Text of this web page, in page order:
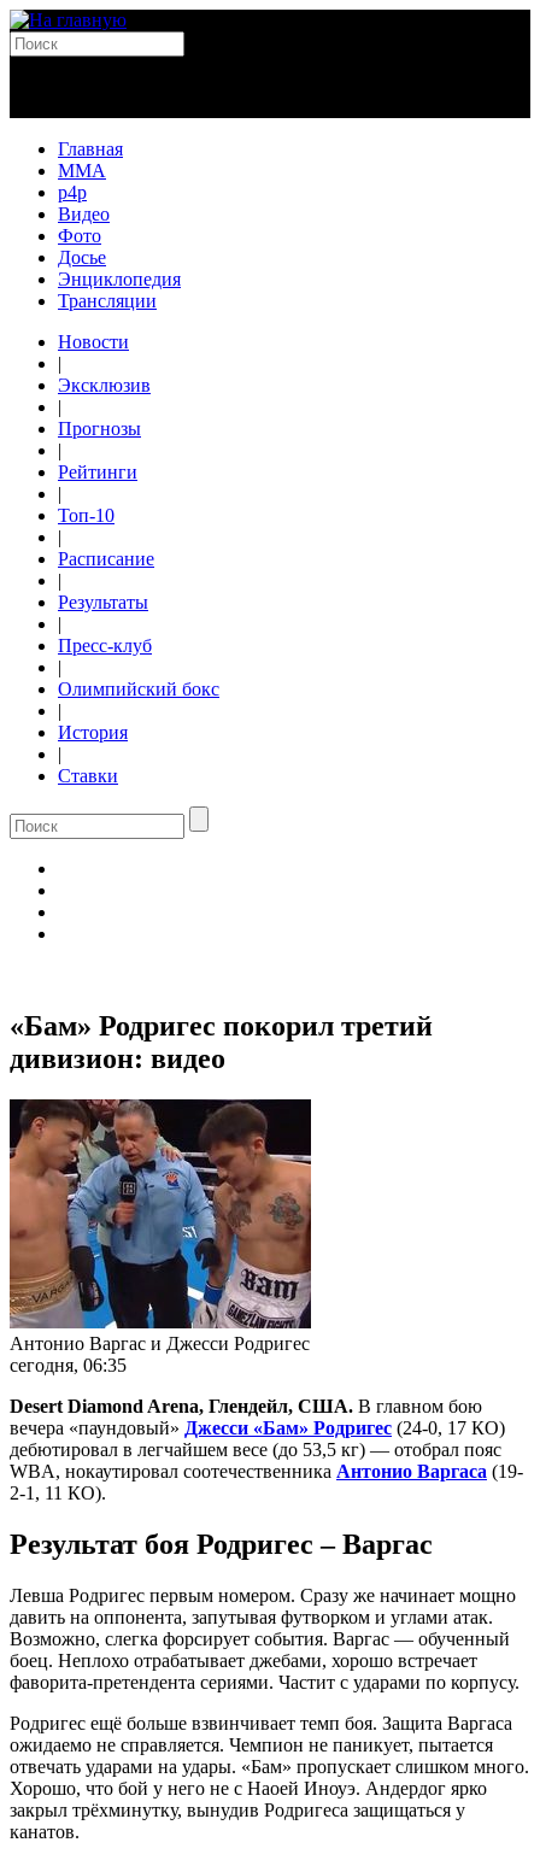
Главная
MMA
p4p
Видео
Фото
Досье
Энциклопедия
Трансляции
Новости
|
Эксклюзив
|
Прогнозы
|
Рейтинги
|
Топ-10
|
Расписание
|
Результаты
|
Пресс-клуб
|
Олимпийский бокс
|
История
|
Ставки
«Бам» Родригес покорил третий
дивизион: видео
Антонио Варгас и Джесси Родригес
сегодня, 06:35
Desert Diamond Arena, Глендейл, США. В главном бою
вечера «паундовый» Джесси «Бам» Родригес (24-0, 17 КО)
дебютировал в легчайшем весе (до 53,5 кг) — отобрал пояс
WBA, нокаутировал соотечественника Антонио Варгаса (19-
2-1, 11 КО).
Результат боя Родригес – Варгас
Левша Родригес первым номером. Сразу же начинает мощно
давить на оппонента, запутывая футворком и углами атак.
Возможно, слегка форсирует события. Варгас — обученный
боец. Неплохо отрабатывает джебами, хорошо встречает
фаворита-претендента сериями. Частит с ударами по корпусу.
Родригес ещё больше взвинчивает темп боя. Защита Варгаса
ожидаемо не справляется. Чемпион не паникует, пытается
отвечать ударами на удары. «Бам» пропускает слишком много.
Хорошо, что бой у него не с Наоей Иноуэ. Андердог ярко
закрыл трёхминутку, вынудив Родригеса защищаться у
канатов.